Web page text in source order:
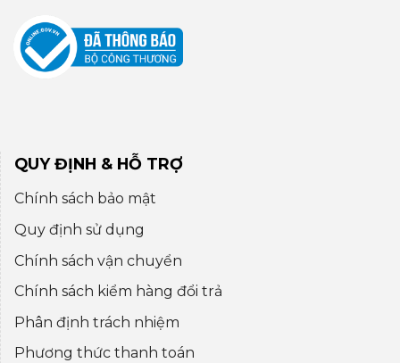
QUY ĐỊNH & HỖ TRỢ
Chính sách bảo mật
Quy định sử dụng
Chính sách vận chuyển
Chính sách kiểm hàng đổi trả
Phân định trách nhiệm
Phương thức thanh toán